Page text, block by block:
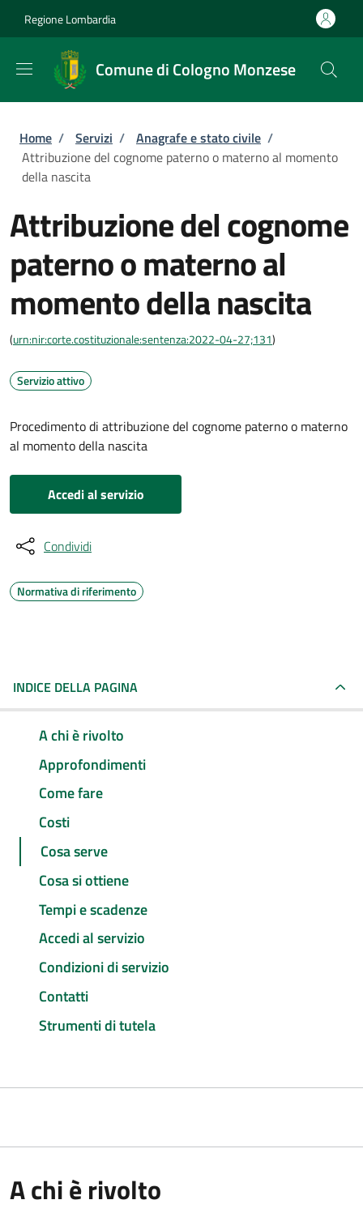
Regione Lombardia
Comune di Cologno Monzese
Briciole di pane
Home / Servizi / Anagrafe e stato civile /
Attribuzione del cognome paterno o materno al momento
della nascita
Attribuzione del cognome
paterno o materno al
momento della nascita
(urn:nir:corte.costituzionale:sentenza:2022-04-27;131)
Servizio attivo
Procedimento di attribuzione del cognome paterno o materno
al momento della nascita
Accedi al servizio
Condividi
Normativa di riferimento
INDICE DELLA PAGINA
A chi è rivolto
Approfondimenti
Come fare
Costi
Cosa serve
Cosa si ottiene
Tempi e scadenze
Accedi al servizio
Condizioni di servizio
Contatti
Strumenti di tutela
A chi è rivolto